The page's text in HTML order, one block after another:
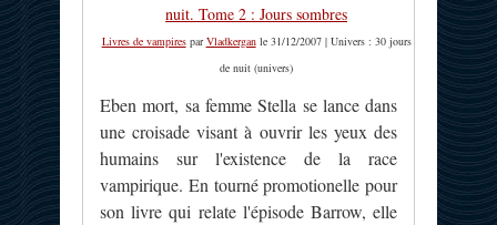
nuit. Tome 2 : Jours sombres
Livres de vampiresparVladkerganle 31/12/2007 | Univers : 30 jours
de nuit (univers)
Eben mort, sa femme Stella se lance dans
une croisade visant à ouvrir les yeux des
humains sur l'existence de la race
vampirique. En tourné promotionelle pour
son livre qui relate l'épisode Barrow, elle